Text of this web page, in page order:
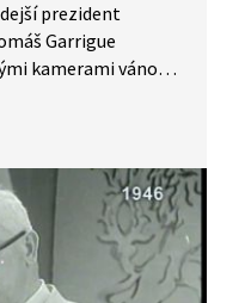
prezident
Garrigue
kamerami vánoční
novoročních
se vrátil až
se na část
z roku 1946.